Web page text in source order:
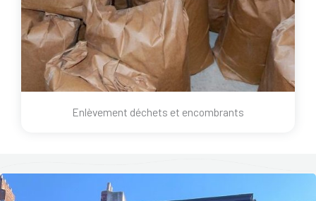
Enlèvement déchets et encombrants